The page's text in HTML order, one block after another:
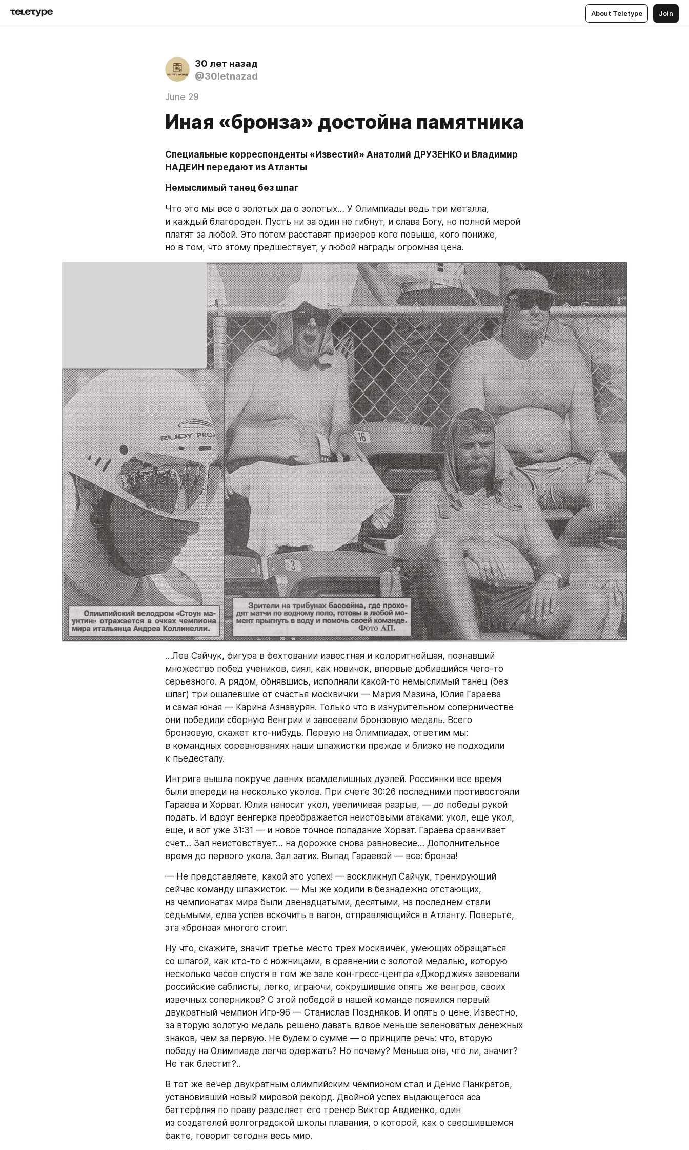
About Teletype Join
30 лет назад
@30letnazad
June 29
Иная «бронза» достойна памятника
Специальные корреспонденты «Известий» Анатолий ДРУЗЕНКО и Владимир
НАДЕИН передают из Атланты
Немыслимый танец без шпаг
Что это мы все о золотых да о золотых… У Олимпиады ведь три металла,
и каждый благороден. Пусть ни за один не гибнут, и слава Богу, но полной мерой
платят за любой. Это потом расставят призеров кого повыше, кого пониже,
но в том, что этому предшествует, у любой награды огромная цена.
…Лев Сайчук, фигура в фехтовании известная и колоритнейшая, познавший
множество побед учеников, сиял, как новичок, впервые добившийся чего-то
серьезного. А рядом, обнявшись, исполняли какой-то немыслимый танец (без
шпаг) три ошалевшие от счастья москвички — Мария Мазина, Юлия Гараева
и самая юная — Карина Азнавурян. Только что в изнурительном соперничестве
они победили сборную Венгрии и завоевали бронзовую медаль. Всего
бронзовую, скажет кто-нибудь. Первую на Олимпиадах, ответим мы:
в командных соревнованиях наши шпажистки прежде и близко не подходили
к пьедесталу.
Интрига вышла покруче давних всамделишных дуэлей. Россиянки все время
были впереди на несколько уколов. При счете 30:26 последними противостояли
Гараева и Хорват. Юлия наносит укол, увеличивая разрыв, — до победы рукой
подать. И вдруг венгерка преображается неистовыми атаками: укол, еще укол,
еще, и вот уже 31:31 — и новое точное попадание Хорват. Гараева сравнивает
счет… Зал неистовствует… на дорожке снова равновесие… Дополнительное
время до первого укола. Зал затих. Выпад Гараевой — все: бронза!
— Не представляете, какой это успех! — воскликнул Сайчук, тренирующий
сейчас команду шпажисток. — Мы же ходили в безнадежно отстающих,
на чемпионатах мира были двенадцатыми, десятыми, на последнем стали
седьмыми, едва успев вскочить в вагон, отправляющийся в Атланту. Поверьте,
эта «бронза» многого стоит.
Ну что, скажите, значит третье место трех москвичек, умеющих обращаться
со шпагой, как кто-то с ножницами, в сравнении с золотой медалью, которую
несколько часов спустя в том же зале кон-гресс-центра «Джорджия» завоевали
российские саблисты, легко, играючи, сокрушившие опять же венгров, своих
извечных соперников? С этой победой в нашей команде появился первый
двукратный чемпион Игр-96 — Станислав Поздняков. И опять о цене. Известно,
за вторую золотую медаль решено давать вдвое меньше зеленоватых денежных
знаков, чем за первую. Не будем о сумме — о принципе речь: что, вторую
победу на Олимпиаде легче одержать? Но почему? Меньше она, что ли, значит?
Не так блестит?..
В тот же вечер двукратным олимпийским чемпионом стал и Денис Панкратов,
установивший новый мировой рекорд. Двойной успех выдающегося аса
баттерфляя по праву разделяет его тренер Виктор Авдиенко, один
из создателей волгоградской школы плавания, о которой, как о свершившемся
факте, говорит сегодня весь мир.